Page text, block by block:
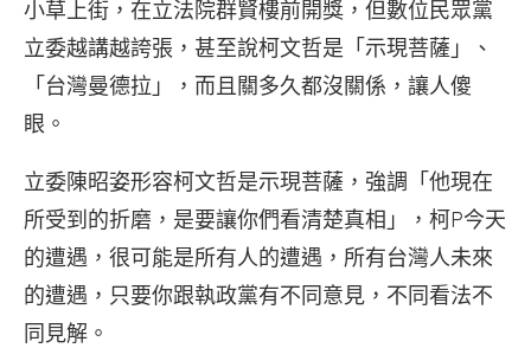
小草上街，在立法院群賢樓前開獎，但數位民眾黨
立委越講越誇張，甚至說柯文哲是「示現菩薩」、
「台灣曼德拉」，而且關多久都沒關係，讓人傻
眼。
立委陳昭姿形容柯文哲是示現菩薩，強調「他現在
所受到的折磨，是要讓你們看清楚真相」，柯P今天
的遭遇，很可能是所有人的遭遇，所有台灣人未來
的遭遇，只要你跟執政黨有不同意見，不同看法不
同見解。